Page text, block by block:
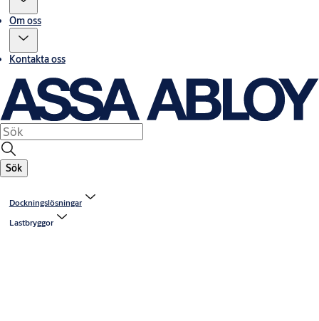
Om oss
Kontakta oss
Sök
Dockningslösningar
Lastbryggor